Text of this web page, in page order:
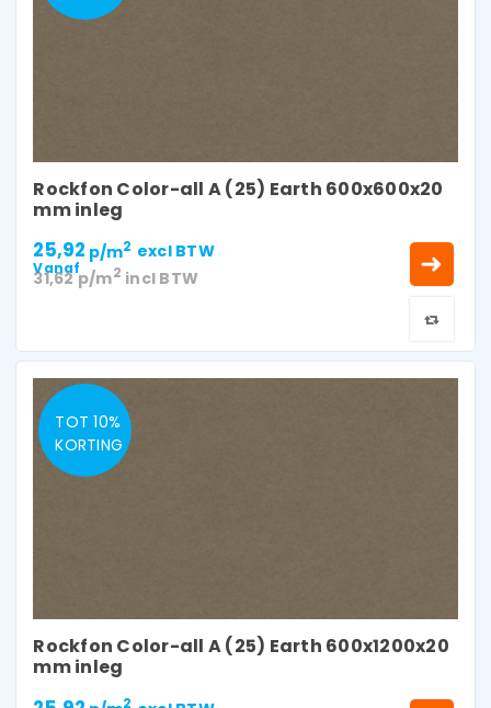
Rockfon Color-all A (25) Earth 600x600x20
mm inleg
Vanaf
25,92 p/m2 excl BTW
31,62p/m2 incl BTW
TOT 10%
KORTING
Rockfon Color-all A (25) Earth 600x1200x20
mm inleg
2